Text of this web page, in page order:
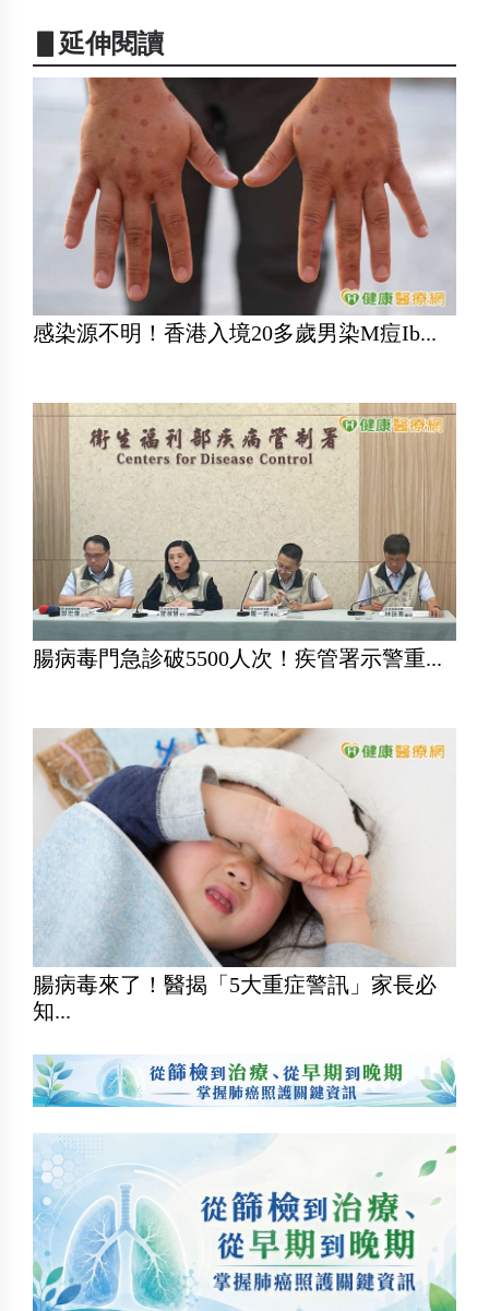
▋延伸閱讀
感染源不明！香港入境20多歲男染M痘Ib...
腸病毒門急診破5500人次！疾管署示警重...
腸病毒來了！醫揭「5大重症警訊」家長必
知...